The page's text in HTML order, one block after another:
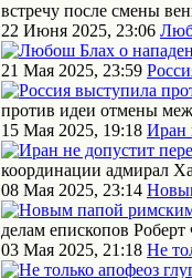
встречу после смены
22 Июня 2025, 23:06
21 Мая 2025, 23:59
против идеи отмены
15 Мая 2025, 19:18 Иран
координации адмирал
08 Мая 2025, 23:14
делам епископов
03 Мая 2025, 21:18 Не